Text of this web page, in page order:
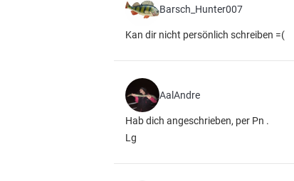
Barsch_Hunter007
Kan dir nicht persönlich schreiben =(
AalAndre
Hab dich angeschrieben, per Pn .
Lg